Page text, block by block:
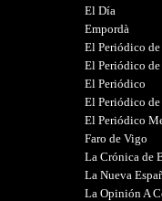
El Día
Empordà
El Periódico de
El Periódico de
El Periódico
El Periódico
El Periódico
Faro de Vigo
La Crónica de
La Nueva
La Opinión A